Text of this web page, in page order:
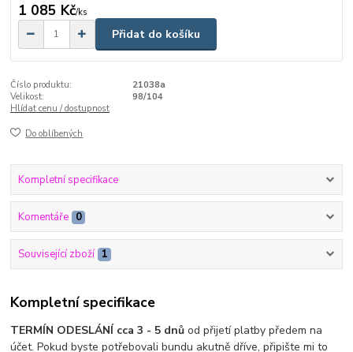
1 085 Kč/ks
Přidat do košíku
Číslo produktu:
21038a
Velikost:
98/104
Hlídat cenu / dostupnost
Do oblíbených
Kompletní specifikace
Komentáře 0
Související zboží 1
Kompletní specifikace
TERMÍN ODESLÁNÍ cca 3 - 5 dnůod přijetí platby předem na
účet. Pokud byste potřebovali bundu akutně dříve, připište mi to